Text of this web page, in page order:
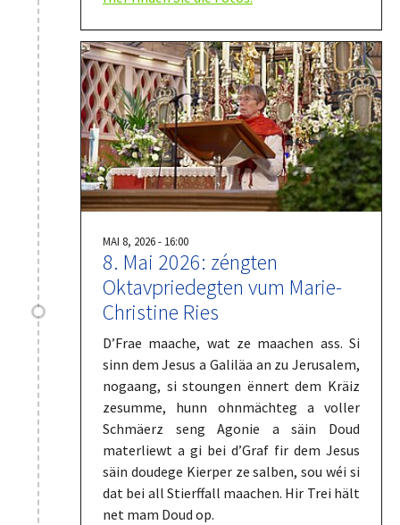
MAI 8, 2026 - 16:00
8. Mai 2026: zéngten
Oktavpriedegten vum Marie-
Christine Ries
D’Frae maache, wat ze maachen ass. Si
sinn dem Jesus a Galiläa an zu Jerusalem,
nogaang, si stoungen ënnert dem Kräiz
zesumme, hunn ohnmächteg a voller
Schmäerz seng Agonie a säin Doud
materliewt a gi bei d’Graf fir dem Jesus
säin doudege Kierper ze salben, sou wéi si
dat bei all Stierffall maachen. Hir Trei hält
net mam Doud op.